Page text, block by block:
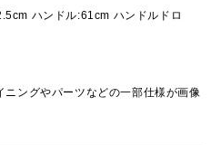
ハンドル:61cm ハンドルドロ
ングやパーツなどの一部仕様が画像